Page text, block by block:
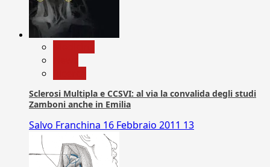
Sclerosi Multipla e CCSVI: al via la convalida degli studi
Zamboni anche in Emilia
Salvo Franchina 16 Febbraio 2011 13